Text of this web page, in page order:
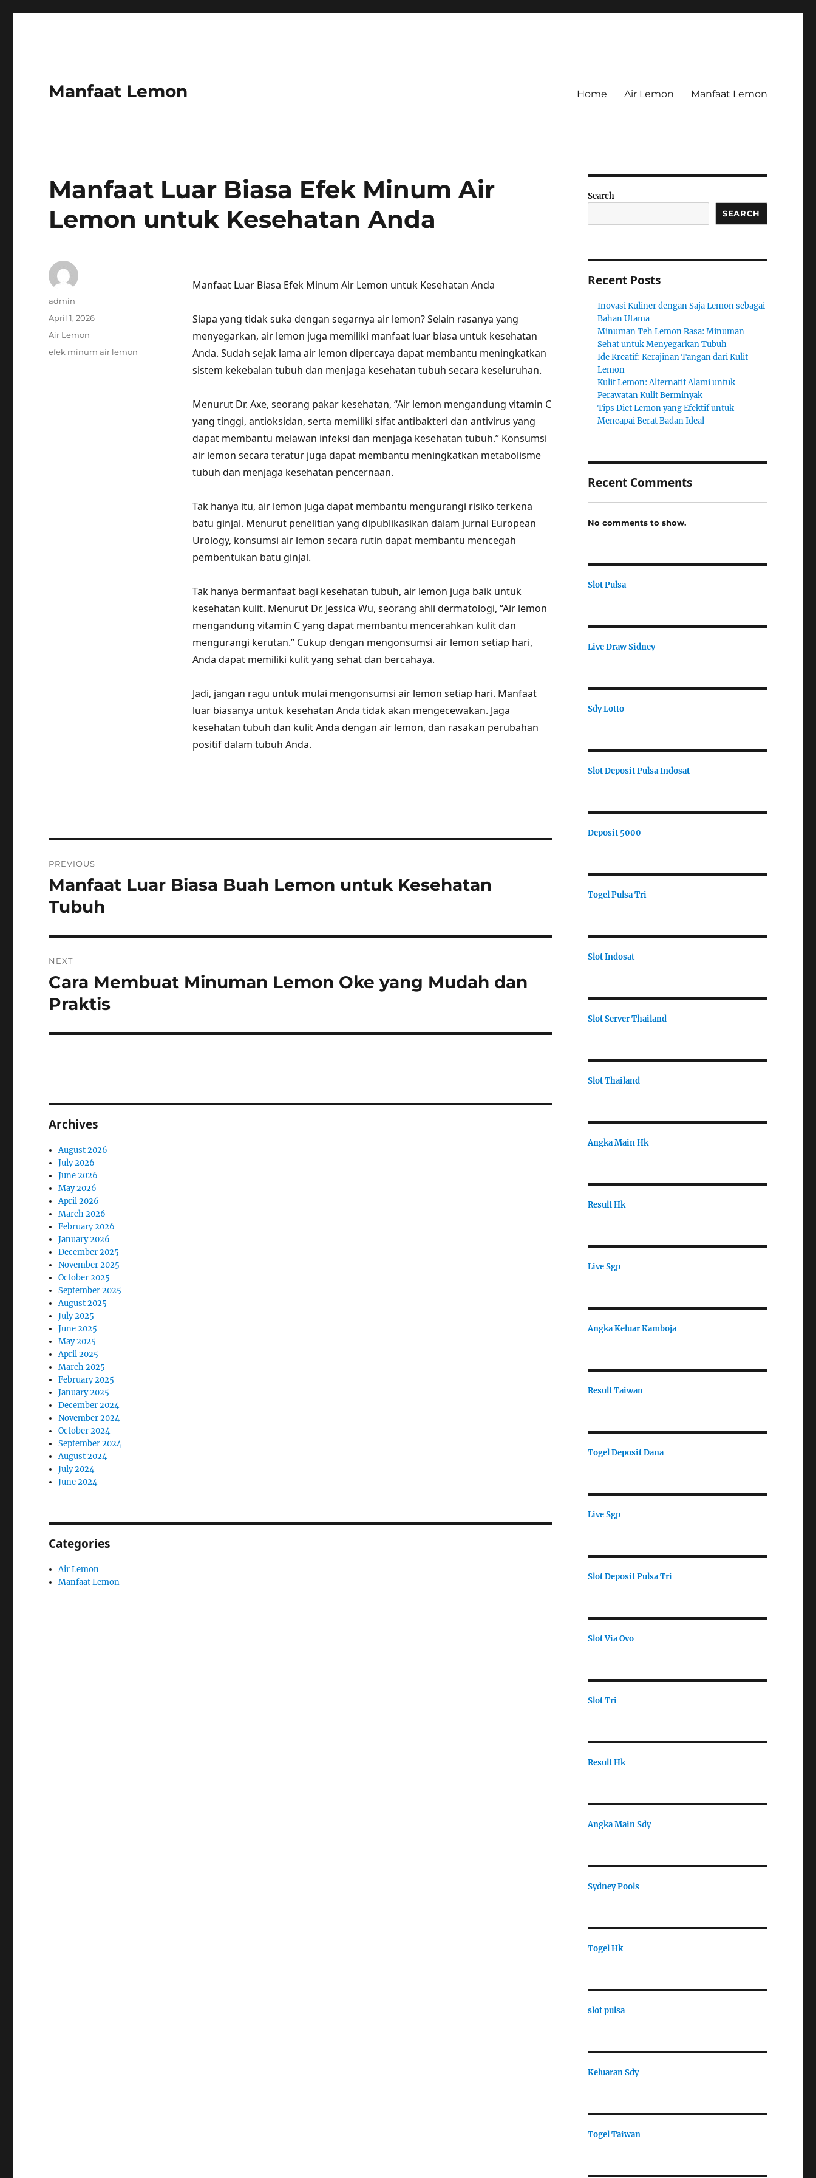
Manfaat Lemon Home Air Lemon Manfaat Lemon
Manfaat Luar Biasa Efek Minum Air
Lemon untuk Kesehatan Anda
Manfaat Luar Biasa Efek Minum Air Lemon untuk Kesehatan Anda
Siapa yang tidak suka dengan segarnya air lemon? Selain rasanya yang
menyegarkan, air lemon juga memiliki manfaat luar biasa untuk kesehatan
Anda. Sudah sejak lama air lemon dipercaya dapat membantu meningkatkan
sistem kekebalan tubuh dan menjaga kesehatan tubuh secara keseluruhan.
Menurut Dr. Axe, seorang pakar kesehatan, “Air lemon mengandung vitamin C
yang tinggi, antioksidan, serta memiliki sifat antibakteri dan antivirus yang
dapat membantu melawan infeksi dan menjaga kesehatan tubuh.” Konsumsi
air lemon secara teratur juga dapat membantu meningkatkan metabolisme
tubuh dan menjaga kesehatan pencernaan.
Tak hanya itu, air lemon juga dapat membantu mengurangi risiko terkena
batu ginjal. Menurut penelitian yang dipublikasikan dalam jurnal European
Urology, konsumsi air lemon secara rutin dapat membantu mencegah
pembentukan batu ginjal.
Tak hanya bermanfaat bagi kesehatan tubuh, air lemon juga baik untuk
kesehatan kulit. Menurut Dr. Jessica Wu, seorang ahli dermatologi, “Air lemon
mengandung vitamin C yang dapat membantu mencerahkan kulit dan
mengurangi kerutan.” Cukup dengan mengonsumsi air lemon setiap hari,
Anda dapat memiliki kulit yang sehat dan bercahaya.
Jadi, jangan ragu untuk mulai mengonsumsi air lemon setiap hari. Manfaat
luar biasanya untuk kesehatan Anda tidak akan mengecewakan. Jaga
kesehatan tubuh dan kulit Anda dengan air lemon, dan rasakan perubahan
positif dalam tubuh Anda.
Author
admin
Posted
on
April 1, 2026
Categories
Air Lemon
Tags
efek minum air lemon
navigation
PREVIOUS
Previous
post:
Manfaat Luar Biasa Buah Lemon untuk Kesehatan
Tubuh
NEXT
Next
post:
Cara Membuat Minuman Lemon Oke yang Mudah dan
Praktis
Archives
August 2026
July 2026
June 2026
May 2026
April 2026
March 2026
February 2026
January 2026
December 2025
November 2025
October 2025
September 2025
August 2025
July 2025
June 2025
May 2025
April 2025
March 2025
February 2025
January 2025
December 2024
November 2024
October 2024
September 2024
August 2024
July 2024
June 2024
Categories
Air Lemon
Manfaat Lemon
Search
SEARCH
Recent Posts
Inovasi Kuliner dengan Saja Lemon sebagai
Bahan Utama
Minuman Teh Lemon Rasa: Minuman
Sehat untuk Menyegarkan Tubuh
Ide Kreatif: Kerajinan Tangan dari Kulit
Lemon
Kulit Lemon: Alternatif Alami untuk
Perawatan Kulit Berminyak
Tips Diet Lemon yang Efektif untuk
Mencapai Berat Badan Ideal
Recent Comments
No comments to show.
Slot Pulsa
Live Draw Sidney
Sdy Lotto
Slot Deposit Pulsa Indosat
Deposit 5000
Togel Pulsa Tri
Slot Indosat
Slot Server Thailand
Slot Thailand
Angka Main Hk
Result Hk
Live Sgp
Angka Keluar Kamboja
Result Taiwan
Togel Deposit Dana
Live Sgp
Slot Deposit Pulsa Tri
Slot Via Ovo
Slot Tri
Result Hk
Angka Main Sdy
Sydney Pools
Togel Hk
slot pulsa
Keluaran Sdy
Togel Taiwan